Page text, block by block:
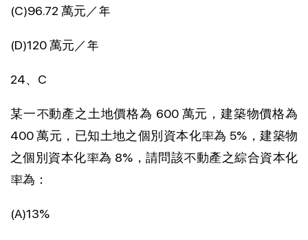
(C)96.72 萬元／年
(D)120 萬元／年
24、C
某一不動產之土地價格為 600 萬元，建築物價格為
400 萬元，已知土地之個別資本化率為 5%，建築物
之個別資本化率為 8%，請問該不動產之綜合資本化
率為：
(A)13%